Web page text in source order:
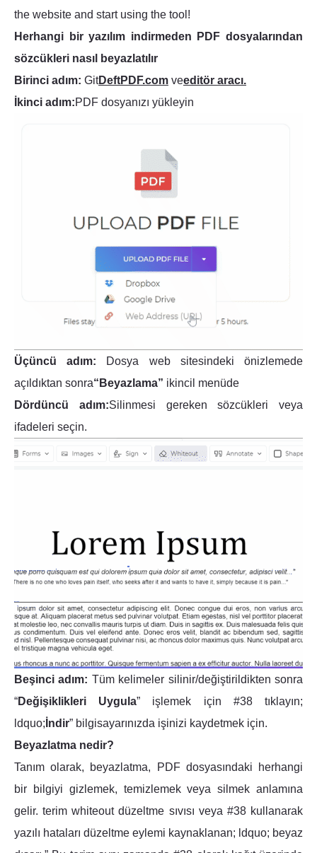
the website and start using the tool!
Herhangi bir yazılım indirmeden PDF dosyalarından
sözcükleri nasıl beyazlatılır
Birinci adım: GitDeftPDF.com veeditör aracı.
İkinci adım:PDF dosyanızı yükleyin
Üçüncü adım: Dosya web sitesindeki önizlemede
açıldıktan sonra“Beyazlama” ikincil menüde
Dördüncü adım:Silinmesi gereken sözcükleri veya
ifadeleri seçin.
Beşinci adım: Tüm kelimeler silinir/değiştirildikten sonra
“Değişiklikleri Uygula” işlemek için #38 tıklayın;
ldquo; İndir” bilgisayarınızda işinizi kaydetmek için.
Beyazlatma nedir?
Tanım olarak, beyazlatma, PDF dosyasındaki herhangi
bir bilgiyi gizlemek, temizlemek veya silmek anlamına
gelir. terim whiteout düzeltme sıvısı veya #38 kullanarak
yazılı hataları düzeltme eylemi kaynaklanan; ldquo; beyaz